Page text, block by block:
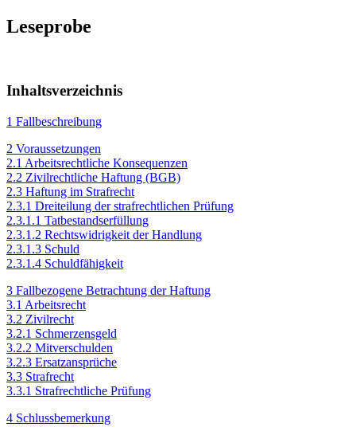
Leseprobe
Inhaltsverzeichnis
1 Fallbeschreibung
2 Voraussetzungen
2.1 Arbeitsrechtliche Konsequenzen
2.2 Zivilrechtliche Haftung (BGB)
2.3 Haftung im Strafrecht
2.3.1 Dreiteilung der strafrechtlichen Prüfung
2.3.1.1 Tatbestandserfüllung
2.3.1.2 Rechtswidrigkeit der Handlung
2.3.1.3 Schuld
2.3.1.4 Schuldfähigkeit
3 Fallbezogene Betrachtung der Haftung
3.1 Arbeitsrecht
3.2 Zivilrecht
3.2.1 Schmerzensgeld
3.2.2 Mitverschulden
3.2.3 Ersatzansprüche
3.3 Strafrecht
3.3.1 Strafrechtliche Prüfung
4 Schlussbemerkung